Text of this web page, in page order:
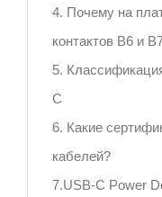
4. Почему на
контактов B6 и
5.
C
6. Какие
кабелей?
7.USB-C Power